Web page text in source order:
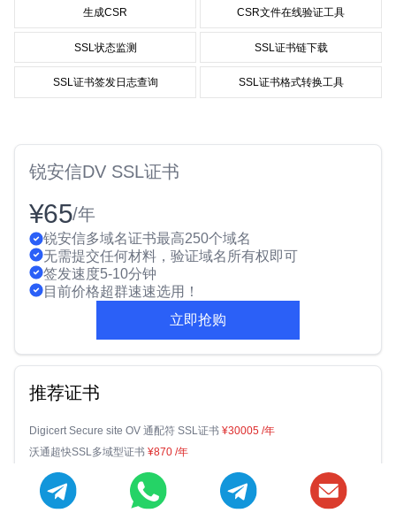
生成CSR CSR文件在线验证工具
SSL状态监测 SSL证书链下载
SSL证书签发日志查询 SSL证书格式转换工具
锐安信DV SSL证书
¥65/年
锐安信多域名证书最高250个域名
无需提交任何材料，验证域名所有权即可
签发速度5-10分钟
目前价格超群速速选用！
立即抢购
推荐证书
Digicert Secure site OV 通配符 SSL证书 ¥30005 /年
沃通超快SSL多域型证书 ¥870 /年
万维信 国密 OV SSL证书¥2224
PositiveSSL OV 多域名SSL证书
/年